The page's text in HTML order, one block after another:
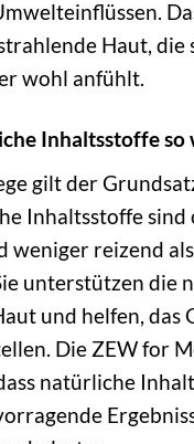
Haut, die
wohl anfühlt.
Inhaltsstoffe so
gilt der
Inhaltsstoffe sind
weniger reizend
unterstützen die
und helfen, das
Die ZEW for
natürliche